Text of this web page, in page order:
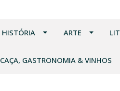
HISTÓRIA ARTE
CAÇA, GASTRONOMIA & VINHOS